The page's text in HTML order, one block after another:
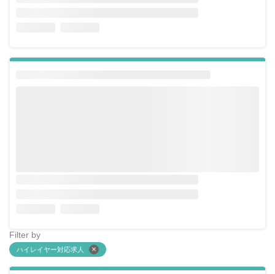
Filter by
ハイレイヤー対応求人